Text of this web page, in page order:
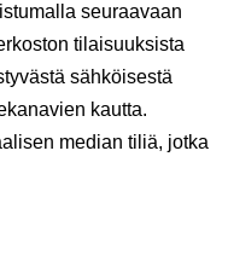
seuraavaan
tilaisuuksista
sähköisestä
kautta.
median tiliä, jotka